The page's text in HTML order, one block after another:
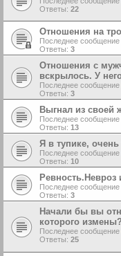
Ответы: 22
Отношения на
Последнее сообщение
Ответы: 3
Отношения с
вскрылось. У
Последнее сообщение
Ответы: 3
Выгнал из своей
Последнее сообщение
Ответы: 13
Я в тупике,
Последнее сообщение
Ответы: 10
Ревность.Невроз
Последнее сообщение
Ответы: 3
Начали бы вы
которого измены?
Последнее сообщение
Ответы: 25